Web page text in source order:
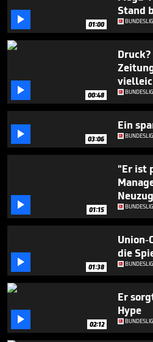
seconds
 01:00
Stand
 00:48
 03:06
Ein
 01:15
"Er ist
 01:38
Union-
die
 02:12
Er
Hype